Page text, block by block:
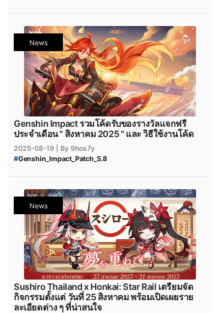
Genshin_Impact_เพชรฟรี #โค้ดฟรี
โค้ดGenshinImpact #เพชรฟรี #Primogemฟรี
Moraฟรี แจกไอเทมฟรี #GenshinImpactโค้ด
โค้ดเกมฟรี #GenshinImpactเพชรฟรี #แจกเพชรฟรี
Nod-Krai #Genshin_Impact_Nod-Krai
GenshinImpactแจกโค้ด #genshinimpact
genshin_impact #Genshin_Impact_6.0
Epicgamesstore #epicgame
Genshin_Impact_ดาวน์โหลด #ดาวน์โหลดเกมฟรี
#Genshin_Impact_โหลด #Genshin_Impact_Lauma
#Genshin_Impact_Nefer #Genshin_Impact_Flins
#Genshin_Impact_iOS # Genshin_Impact_Android
#Genshin_Impact_Download
News
Genshin Impact รวมโค้ดรับของรางวัลแจกฟรี
ประจำเดือน " สิงหาคม 2025 " และ วิธีใช้งานโค้ด
2025-08-19
| By 9hos7y
#Genshin_Impact_Patch_5.8
Genshin_Impact_เพชรฟรี #โค้ดฟรี
โค้ดGenshinImpact #เพชรฟรี #Primogemฟรี
Moraฟรี แจกไอเทมฟรี #
GenshinImpactโค้ด
โค้ดเกมฟรี #GenshinImpactเพชรฟรี #แจกเพชรฟรี
Nod-Krai #Genshin_Impact_Nod-Krai
GenshinImpactแจกโค้ด #genshinimpact
genshin_impact #Genshin_Impact_5.8
Epicgamesstore #epicgame
Genshin_Impact_ดาวน์โหลด #ดาวน์โหลดเกมฟรี
#Genshin_Impact_โหลด #Genshin_Impact_Ineffa
#Genshin_Impact_iOS #Genshin_Impact_Android
#Genshin_Impact_Download #HoYoverse #HoYoPlay
News
Sushiro Thailand x Honkai: Star Rail เตรียมจัด
กิจกรรมตั้งแต่ วันที่ 25 สิงหาคม พร้อมเปิดเผยราย
ละเอียดต่าง ๆ ที่น่าสนใจ